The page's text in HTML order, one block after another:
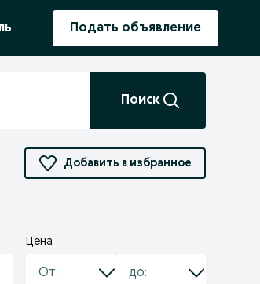
Подать объявление
Поиск
Добавить в избранное
Цена